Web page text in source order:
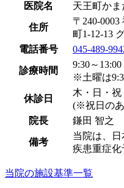
医院名 天王町かま
住所
〒240-
町1-12-13
電話番号
045-489-
診療時間
9:30～
※土曜は
休診日
木・日・祝
(※祝日の
院長
鎌田 智之
備考
当院は、
疾患重症化
当院の施設基準一覧